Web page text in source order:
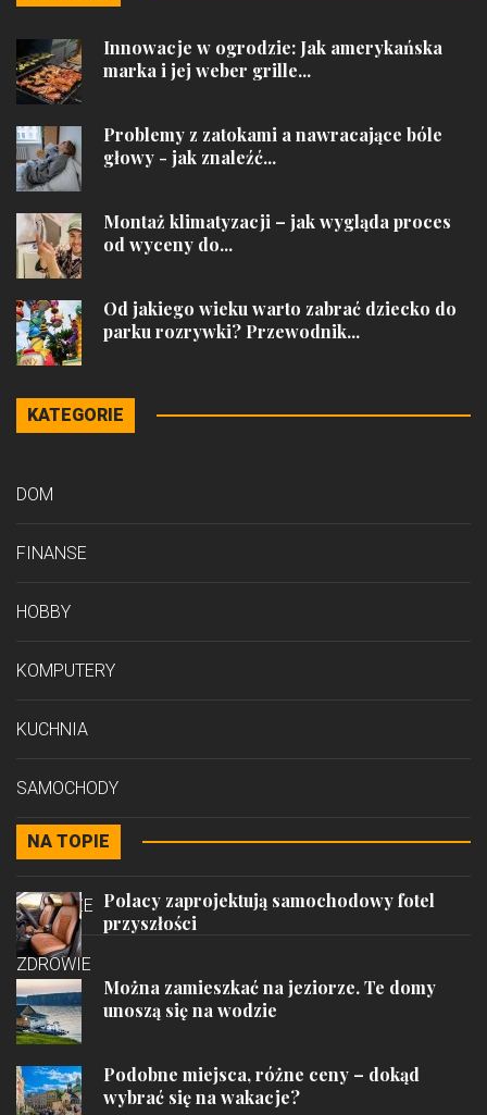
Innowacje w ogrodzie: Jak amerykańska
marka i jej weber grille...
Problemy z zatokami a nawracające bóle
głowy - jak znaleźć...
Montaż klimatyzacji – jak wygląda proces
od wyceny do...
Od jakiego wieku warto zabrać dziecko do
parku rozrywki? Przewodnik...
KATEGORIE
DOM
FINANSE
HOBBY
KOMPUTERY
KUCHNIA
SAMOCHODY
STYL
PODRÓŻE
ZDROWIE
NA TOPIE
Polacy zaprojektują samochodowy fotel
przyszłości
Można zamieszkać na jeziorze. Te domy
unoszą się na wodzie
Podobne miejsca, różne ceny – dokąd
wybrać się na wakacje?